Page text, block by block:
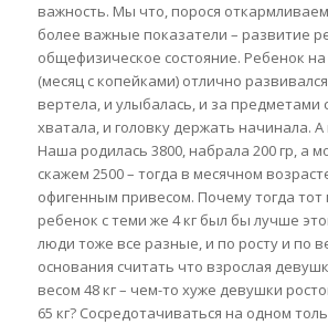
важность. Мы что, порося
более важные показатели – развитие
общефизическое состояние. Ребенок
(месяц с копейками) отлично
вертела, и улыбалась, и за предметами
хватала, и головку держать начинала.
Наша родилась 3800, набрала 200 гр, а
скажем 2500 – тогда в месячном
офигенным привесом. Почему тогда тот
ребенок с теми же 4 кг был бы лучше
люди тоже все разные, и по росту и по
основания считать что взрослая
весом 48 кг – чем-то хуже девушки
65 кг? Сосредотачиваться на одном